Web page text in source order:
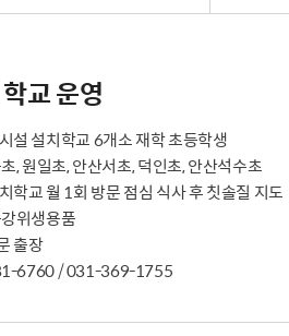
교 운영
설 설치학교 6개소 재학 초등학생
, 원일초, 안산서초, 덕인초, 안산석수초
학교 월 1회 방문 점심 식사 후 칫솔질 지도
위생용품
출장
6760 / 031-369-1755